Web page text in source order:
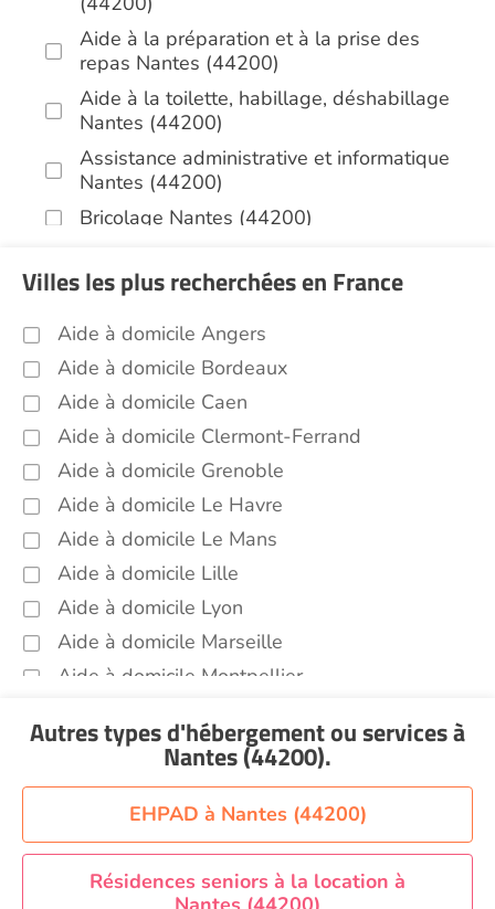
Aide à la préparation et à la prise des
repas Nantes (44200)
Aide à la toilette, habillage, déshabillage
Nantes (44200)
Assistance administrative et informatique
Nantes (44200)
Bricolage Nantes (44200)
Jardinage Nantes (44200)
Aide aux courses Nantes (44200)
Entretien du cadre de vie, ménage,
repassage, gestion du linge Nantes
(44200)
Portage de repas Nantes (44200)
Sorties (promenades, rendez-vous
médicaux...) Nantes (44200)
Promenade animaux de compagnie Nantes
(44200)
Soins esthétiques Nantes (44200)
Autres aides à domicile Nantes (44200)
Voir toutes les aides à domicile à Nantes (44200)
Villes les plus recherchées en France
Aide à domicile Angers
Aide à domicile Bordeaux
Aide à domicile Caen
Aide à domicile Clermont-Ferrand
Aide à domicile Grenoble
Aide à domicile Le Havre
Aide à domicile Le Mans
Aide à domicile Lille
Aide à domicile Lyon
Aide à domicile Marseille
Aide à domicile Montpellier
Aide à domicile Nice
Aide à domicile Orléans
Aide à domicile Paris
Aide à domicile Perpignan
Autres types d'hébergement ou servicesà
Nantes (44200).
EHPAD à Nantes (44200)
Résidences seniors à la location à